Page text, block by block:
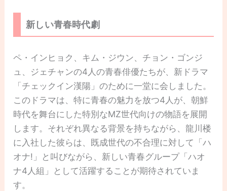
新しい青春時代劇
ペ・インヒョク、キム・ジウン、チョン・ゴンジ
ュ、ジェチャンの4人の青春俳優たちが、新ドラマ
「チェックイン漢陽」のために一堂に会しました。
このドラマは、特に青春の魅力を放つ4人が、朝鮮
時代を舞台にした特別なMZ世代向けの物語を展開
します。それぞれ異なる背景を持ちながら、龍川楼
に入社した彼らは、既成世代の不合理に対して「ハ
オナ!」と叫びながら、新しい青春グループ「ハオ
ナ4人組」として活躍することが期待されていま
す。